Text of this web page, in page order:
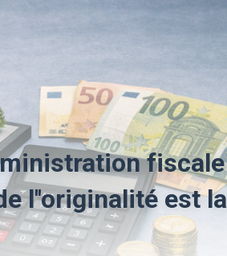
fiscale
l''originalité est la